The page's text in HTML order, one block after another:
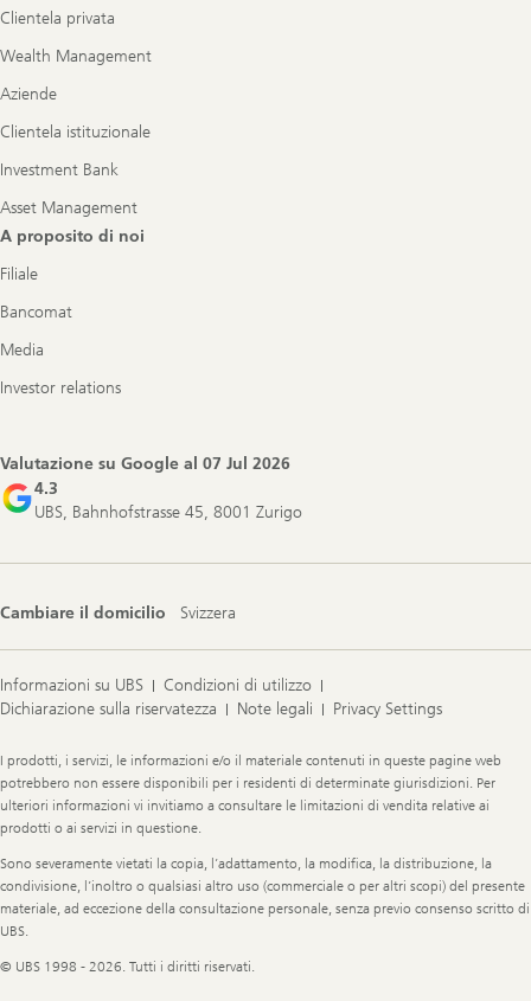
Clientela privata
Wealth Management
Aziende
Clientela istituzionale
Investment Bank
Asset Management
A proposito di noi
Filiale
Bancomat
Media
Investor relations
Valutazione su Google al 07 Jul 2026
4.3
UBS, Bahnhofstrasse 45, 8001 Zurigo
Cambiare il domicilio Svizzera
Informazioni su UBS
Condizioni di utilizzo
Dichiarazione sulla riservatezza
Note legali Privacy Settings
Legal
Information
I prodotti, i servizi, le informazioni e/o il materiale contenuti in queste pagine web
potrebbero non essere disponibili per i residenti di determinate giurisdizioni. Per
ulteriori informazioni vi invitiamo a consultare le limitazioni di vendita relative ai
prodotti o ai servizi in questione.
Sono severamente vietati la copia, l’adattamento, la modifica, la distribuzione, la
condivisione, l’inoltro o qualsiasi altro uso (commerciale o per altri scopi) del presente
materiale, ad eccezione della consultazione personale, senza previo consenso scritto di
UBS.
© UBS 1998 - 2026. Tutti i diritti riservati.